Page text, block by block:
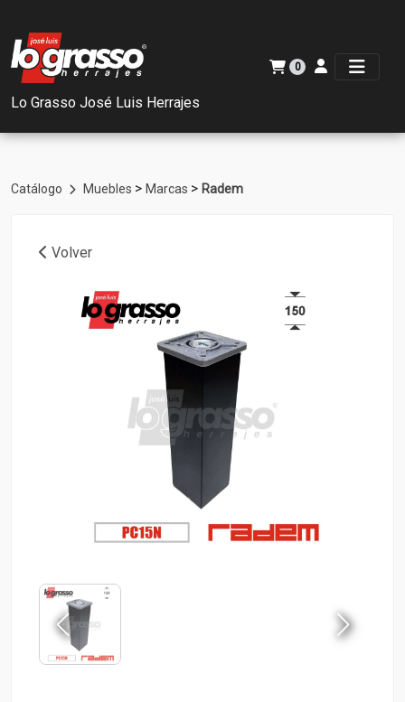
Lo Grasso José Luis Herrajes
0
Catálogo Muebles > Marcas > Radem
Volver